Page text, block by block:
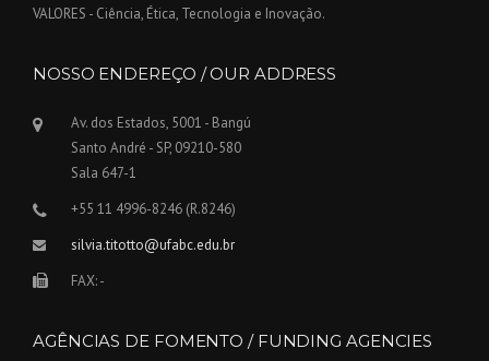
VALORES - Ciência, Ética, Tecnologia e Inovação.
NOSSO ENDEREÇO / OUR ADDRESS
Av. dos Estados, 5001 - Bangú
Santo André - SP, 09210-580
Sala 647-1
+55 11 4996-8246 (R.8246)
silvia.titotto@ufabc.edu.br
FAX: -
AGÊNCIAS DE FOMENTO / FUNDING AGENCIES